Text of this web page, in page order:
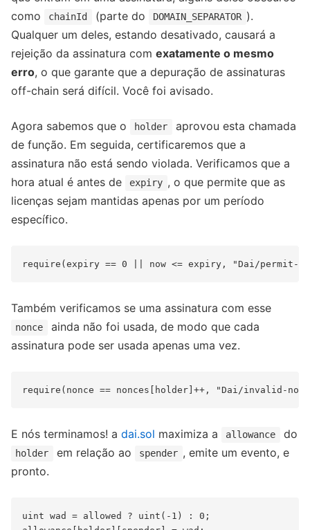
como
chainId (parte do DOMAIN_SEPARATOR ).
Qualquer um deles, estando desativado, causará a
rejeição da assinatura com exatamente o mesmo
erro, o que garante que a depuração de assinaturas
off-chain será difícil. Você foi avisado.
Agora sabemos que o holder
aprovou esta chamada
de função. Em seguida, certificaremos que a
assinatura não está sendo violada. Verificamos que a
hora atual é antes de
expiry , o que permite que as
licenças sejam mantidas apenas por um período
específico.
Também verificamos se uma assinatura com esse
nonce
ainda não foi usada, de modo que cada
assinatura pode ser usada apenas uma vez.
E nós terminamos! a dai.sol maximiza a allowance do
holder em relação ao spender , emite um evento, e
pronto.
uint wad = allowed ? uint(-1) : 0;